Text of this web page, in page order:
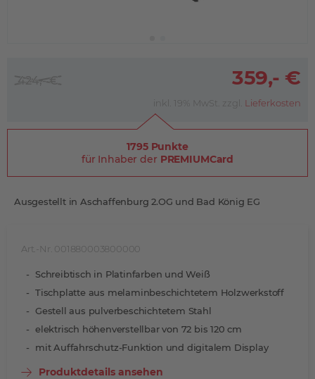
Art.-Nr. 001880003800000
Schreibtisch in Platinfarben und Weiß
Tischplatte aus melaminbeschichtetem Holzwerkstoff
Gestell aus pulverbeschichtetem Stahl
elektrisch höhenverstellbar von 72 bis 120 cm
mit Auffahrschutz-Funktion und digitalem Display
Produktdetails ansehen
359,- €
424,- €
inkl. 19% MwSt. zzgl. Lieferkosten
1795 Punkte
für Inhaber der PREMIUMCard
Ausgestellt in Aschaffenburg 2.OG und Bad König EG